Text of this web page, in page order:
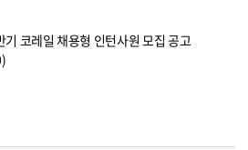
코레일 채용형 인턴사원 모집 공고